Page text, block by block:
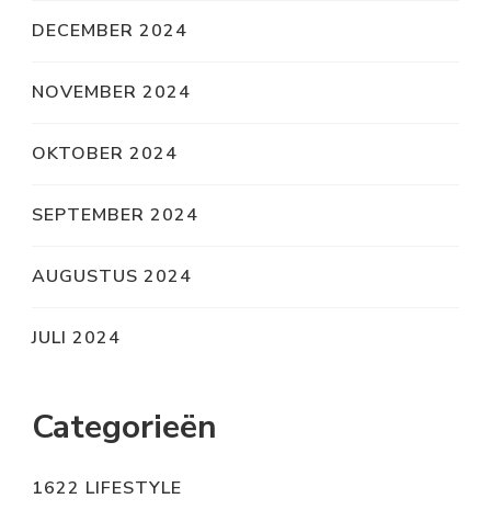
DECEMBER 2024
NOVEMBER 2024
OKTOBER 2024
SEPTEMBER 2024
AUGUSTUS 2024
JULI 2024
Categorieën
1622 LIFESTYLE